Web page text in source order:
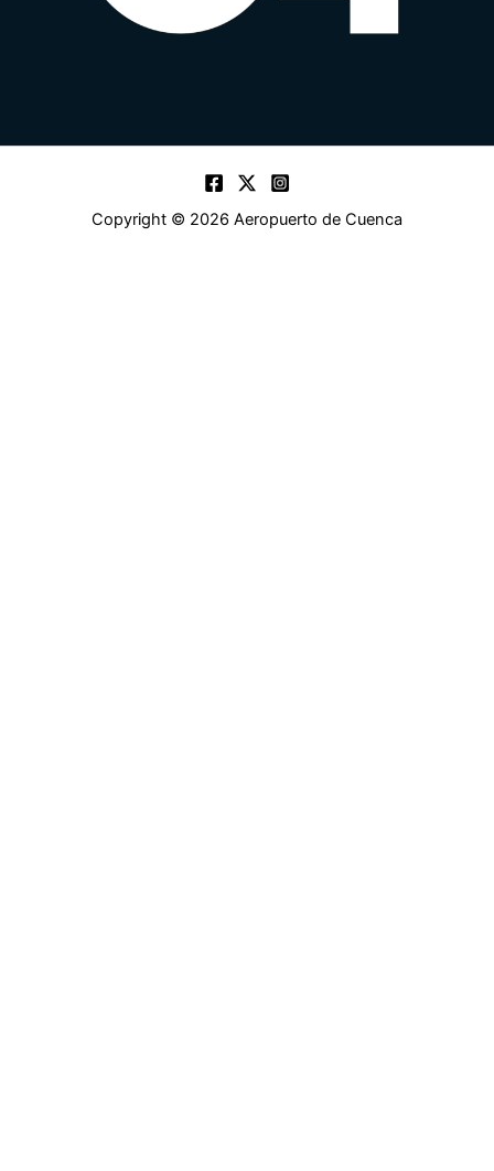
Copyright © 2026 Aeropuerto de Cuenca